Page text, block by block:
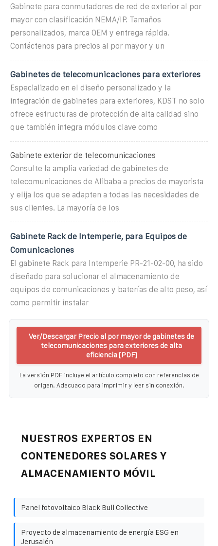
Gabinete para conmutadores de red de exterior al por
mayor con clasificación NEMA/IP. Tamaños
personalizados, marca OEM y entrega rápida.
Contáctenos para precios al por mayor y un
Gabinetes de telecomunicaciones para exteriores
Especializado en el diseño personalizado y la
integración de gabinetes para exteriores, KDST no solo
ofrece estructuras de protección de alta calidad sino
que también integra módulos clave como
Gabinete exterior de telecomunicaciones
Consulte la amplia variedad de gabinetes de
telecomunicaciones de Alibaba a precios de mayorista
y elija los que se adapten a todas las necesidades de
sus clientes. La mayoría de los
Gabinete Rack de Intemperie, para Equipos de
Comunicaciones
El gabinete Rack para Intemperie PR-21-02-00, ha sido
diseñado para solucionar el almacenamiento de
equipos de comunicaciones y baterías de alto peso, así
como permitir instalar
Ver/Descargar Precio al por mayor de gabinetes de
telecomunicaciones para exteriores de alta
eficiencia [PDF]
La versión PDF incluye el artículo completo con referencias de
origen. Adecuado para imprimir y leer sin conexión.
NUESTROS EXPERTOS EN
CONTENEDORES SOLARES Y
ALMACENAMIENTO MÓVIL
Panel fotovoltaico Black Bull Collective
Proyecto de almacenamiento de energía ESG en
Jerusalén